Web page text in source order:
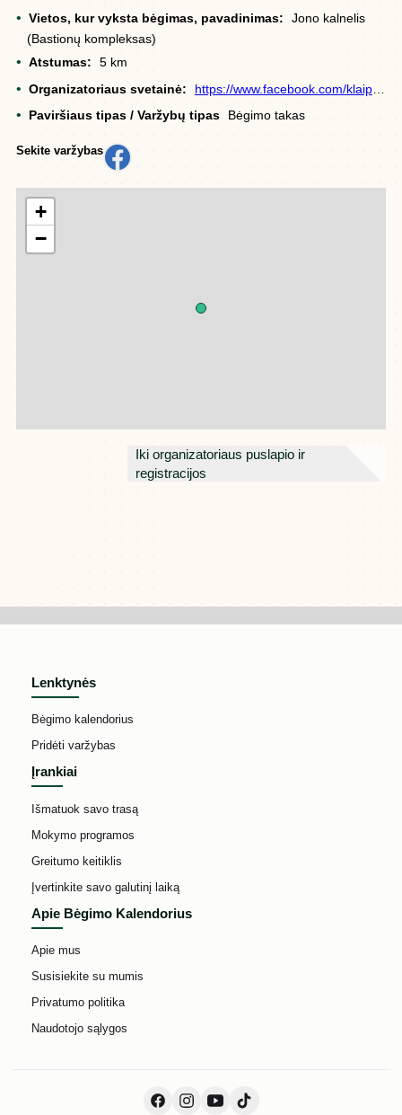
Vietos, kur vyksta bėgimas, pavadinimas:
Jono kalnelis
(Bastionų kompleksas)
Atstumas:
5 km
Organizatoriaus svetainė:
https://www.facebook.com/klaipedoslam/
Paviršiaus tipas / Varžybų tipas
Bėgimo takas
Sekite varžybas
+
−
Iki organizatoriaus puslapio ir
registracijos
Lenktynės
Bėgimo kalendorius
Pridėti varžybas
Įrankiai
Išmatuok savo trasą
Mokymo programos
Greitumo keitiklis
Įvertinkite savo galutinį laiką
Apie Bėgimo Kalendorius
Apie mus
Susisiekite su mumis
Privatumo politika
Naudotojo sąlygos